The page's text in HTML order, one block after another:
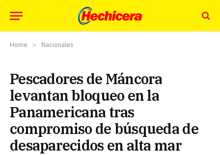
Home » Nacionales
Pescadores de Máncora
levantan bloqueo en la
Panamericana tras
compromiso de búsqueda de
desaparecidos en alta mar